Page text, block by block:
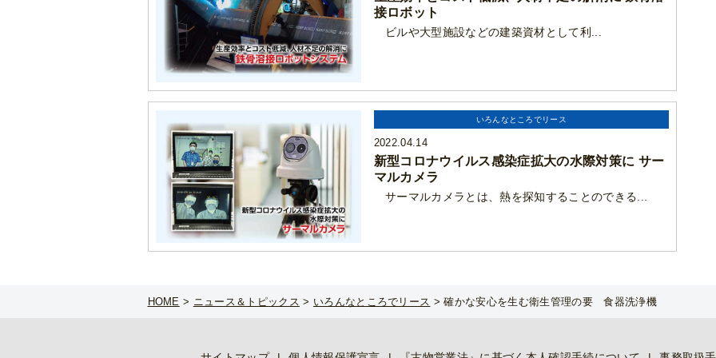
接ロボット
ビルや大型施設などの建築資材として利...
いろんなところでリース
2022.04.14
新型コロナウイルス感染症拡大の水際対策に サー
マルカメラ
サーマルカメラとは、熱を探知することのできる...
HOME > ニュース＆トピックス > いろんなところでリース >確かな安心を生む衛生管理の要 食器洗浄機